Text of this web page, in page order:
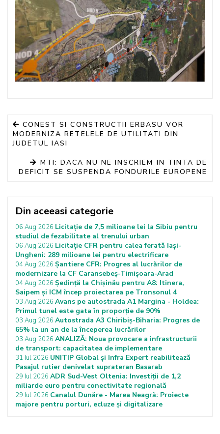
CONEST SI CONSTRUCTII ERBASU VOR
MODERNIZA RETELELE DE UTILITATI DIN
JUDETUL IASI
MTI: DACA NU NE INSCRIEM IN TINTA DE
DEFICIT SE SUSPENDA FONDURILE EUROPENE
Din aceeasi categorie
06 Aug 2026 Licitație de 7,5 milioane lei la Sibiu pentru
studiul de fezabilitate al trenului urban
06 Aug 2026 Licitație CFR pentru calea ferată Iași-
Ungheni: 289 milioane lei pentru electrificare
04 Aug 2026 Șantiere CFR: Progres al lucrărilor de
modernizare la CF Caransebeș-Timișoara-Arad
04 Aug 2026 Ședință la Chișinău pentru A8: Itinera,
Saipem și ICM încep proiectarea pe Tronsonul 4
03 Aug 2026 Avans pe autostrada A1 Margina - Holdea:
Primul tunel este gata în proporție de 90%
03 Aug 2026 Autostrada A3 Chiribiș-Biharia: Progres de
65% la un an de la începerea lucrărilor
03 Aug 2026 ANALIZĂ: Noua provocare a infrastructurii
de transport: capacitatea de implementare
31 Iul 2026 UNITIP Global și Infra Expert reabilitează
Pasajul rutier denivelat suprateran Basarab
29 Iul 2026 ADR Sud-Vest Oltenia: Investiții de 1,2
miliarde euro pentru conectivitate regională
29 Iul 2026 Canalul Dunăre - Marea Neagră: Proiecte
majore pentru porturi, ecluze și digitalizare